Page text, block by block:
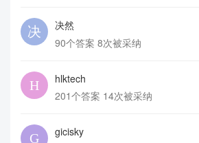
决然
90个答案 8次被采纳
hlktech
201个答案 14次被采纳
gicisky